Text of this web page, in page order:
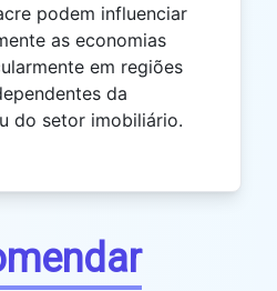
podem influenciar
as economias
em regiões
da
do setor imobiliário.